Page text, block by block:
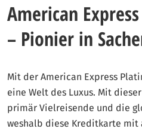
American
– Pionier in
Mit der American Express
eine Welt des Luxus. Mit
primär Vielreisende und die
weshalb diese Kreditkarte mit